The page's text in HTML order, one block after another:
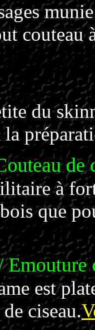
couteau
du
de
à
que
Emouture
est
ciseau.